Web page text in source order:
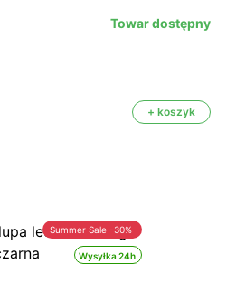
Towar dostępny
+ koszyk
Wysyłka 24h
Summer Sale -30%